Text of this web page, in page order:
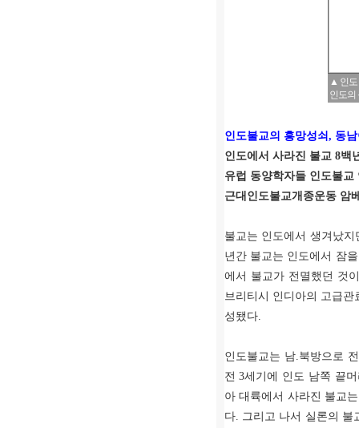
▲ 인도
인도의
인도불교의 흥망성쇠 , 동
인도에서 사라진 불교 8백
유럽 동양학자들 인도불
근대인도불교개종운동 암
불교는 인도에서 생겨났지
년간 불교는 인도에서 잠
에서 불교가 전멸했던 것
브리티시 인디아의 고급
성됐다.
인도불교는 남.북방으로
전 3세기에 인도 남쪽 끝
아 대륙에서 사라진 불교
다. 그리고 나서 실론의 불